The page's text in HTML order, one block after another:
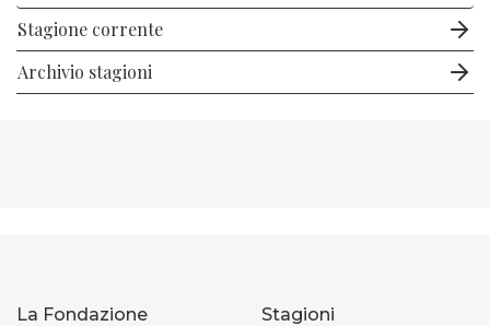
Stagione corrente
Archivio stagioni
La Fondazione Stagioni